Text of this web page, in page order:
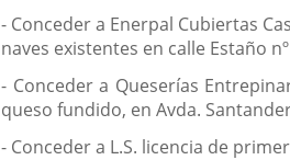
- Conceder a Enerpal Cubiertas
naves existentes en calle Estaño
- Conceder a Queserías
queso fundido, en Avda.
- Conceder a L.S. licencia de